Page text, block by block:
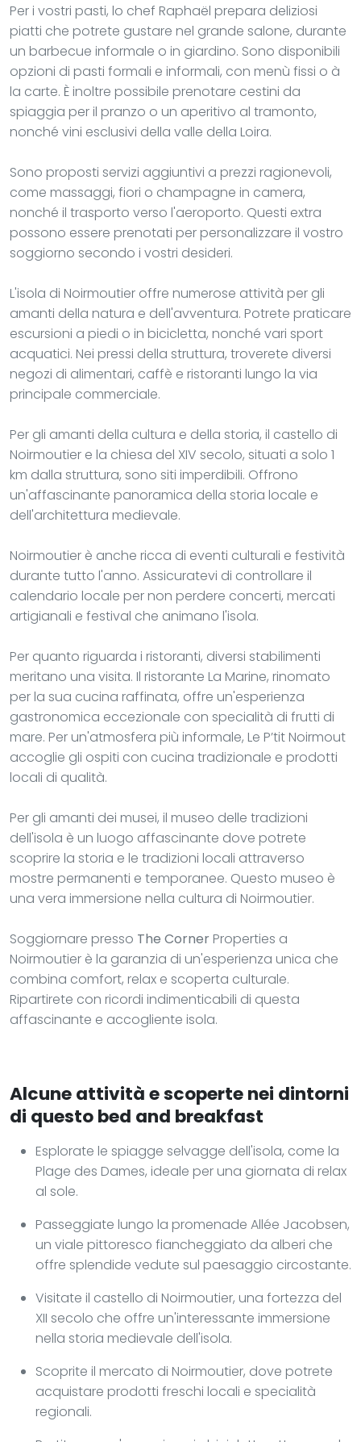
Per i vostri pasti, lo chef Raphaël prepara deliziosi
piatti che potrete gustare nel grande salone, durante
un barbecue informale o in giardino. Sono disponibili
opzioni di pasti formali e informali, con menù fissi o à
la carte. È inoltre possibile prenotare cestini da
spiaggia per il pranzo o un aperitivo al tramonto,
nonché vini esclusivi della valle della Loira.
Sono proposti servizi aggiuntivi a prezzi ragionevoli,
come massaggi, fiori o champagne in camera,
nonché il trasporto verso l'aeroporto. Questi extra
possono essere prenotati per personalizzare il vostro
soggiorno secondo i vostri desideri.
L'isola di Noirmoutier offre numerose attività per gli
amanti della natura e dell'avventura. Potrete praticare
escursioni a piedi o in bicicletta, nonché vari sport
acquatici. Nei pressi della struttura, troverete diversi
negozi di alimentari, caffè e ristoranti lungo la via
principale commerciale.
Per gli amanti della cultura e della storia, il castello di
Noirmoutier e la chiesa del XIV secolo, situati a solo 1
km dalla struttura, sono siti imperdibili. Offrono
un'affascinante panoramica della storia locale e
dell'architettura medievale.
Noirmoutier è anche ricca di eventi culturali e festività
durante tutto l'anno. Assicuratevi di controllare il
calendario locale per non perdere concerti, mercati
artigianali e festival che animano l'isola.
Per quanto riguarda i ristoranti, diversi stabilimenti
meritano una visita. Il ristorante La Marine, rinomato
per la sua cucina raffinata, offre un'esperienza
gastronomica eccezionale con specialità di frutti di
mare. Per un'atmosfera più informale, Le P’tit Noirmout
accoglie gli ospiti con cucina tradizionale e prodotti
locali di qualità.
Per gli amanti dei musei, il museo delle tradizioni
dell'isola è un luogo affascinante dove potrete
scoprire la storia e le tradizioni locali attraverso
mostre permanenti e temporanee. Questo museo è
una vera immersione nella cultura di Noirmoutier.
Soggiornare presso The Corner Properties a
Noirmoutier è la garanzia di un'esperienza unica che
combina comfort, relax e scoperta culturale.
Ripartirete con ricordi indimenticabili di questa
affascinante e accogliente isola.
Alcune attività e scoperte nei dintorni
di questo bed and breakfast
Esplorate le spiagge selvagge dell'isola, come la
Plage des Dames, ideale per una giornata di relax
al sole.
Passeggiate lungo la promenade Allée Jacobsen,
un viale pittoresco fiancheggiato da alberi che
offre splendide vedute sul paesaggio circostante.
Visitate il castello di Noirmoutier, una fortezza del
XII secolo che offre un'interessante immersione
nella storia medievale dell'isola.
Scoprite il mercato di Noirmoutier, dove potrete
acquistare prodotti freschi locali e specialità
regionali.